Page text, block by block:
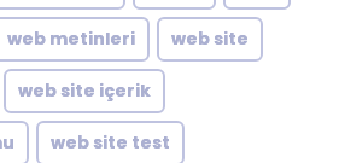
web metinleri web site
web site içerik
web site test